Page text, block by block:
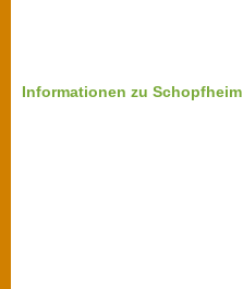
Informationen zu Schopfheim